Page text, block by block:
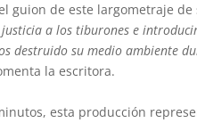
guion de este largometraje de
a los tiburones e
destruido su medio ambiente
la escritora.
esta producción